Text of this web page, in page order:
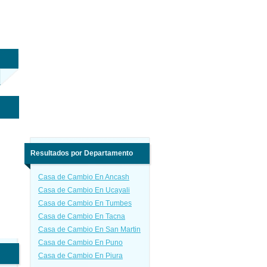
Resultados por Departamento
Casa de Cambio En Ancash
Casa de Cambio En Ucayali
Casa de Cambio En Tumbes
Casa de Cambio En Tacna
Casa de Cambio En San Martin
Casa de Cambio En Puno
Casa de Cambio En Piura